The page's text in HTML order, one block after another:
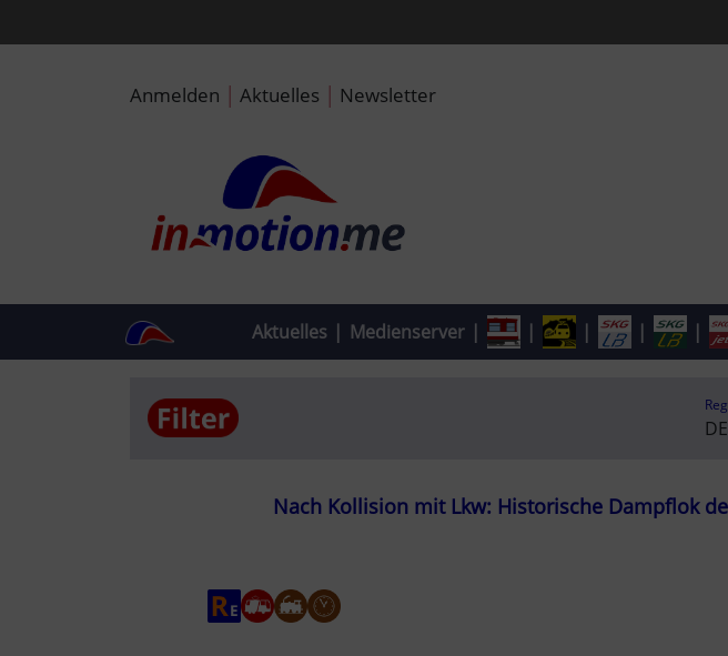
Anmelden | Aktuelles | Newsletter
Aktuelles | Medienserver | | | | |
Nach Kollision mit Lkw: Historische Dampflok